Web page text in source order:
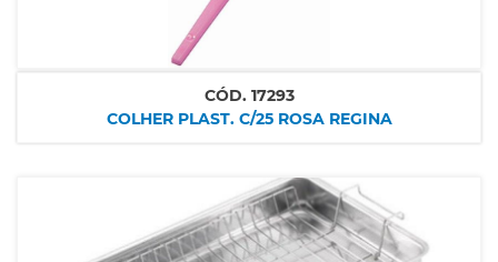
CÓD. 17293
COLHER PLAST. C/25 ROSA REGINA